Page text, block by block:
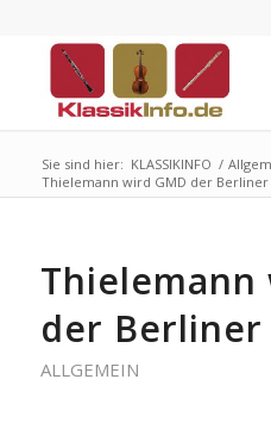
Sie sind hier: KLASSIKINFO /
Thielemann wird GMD der Berliner
Thielemann
der
ALLGEMEIN